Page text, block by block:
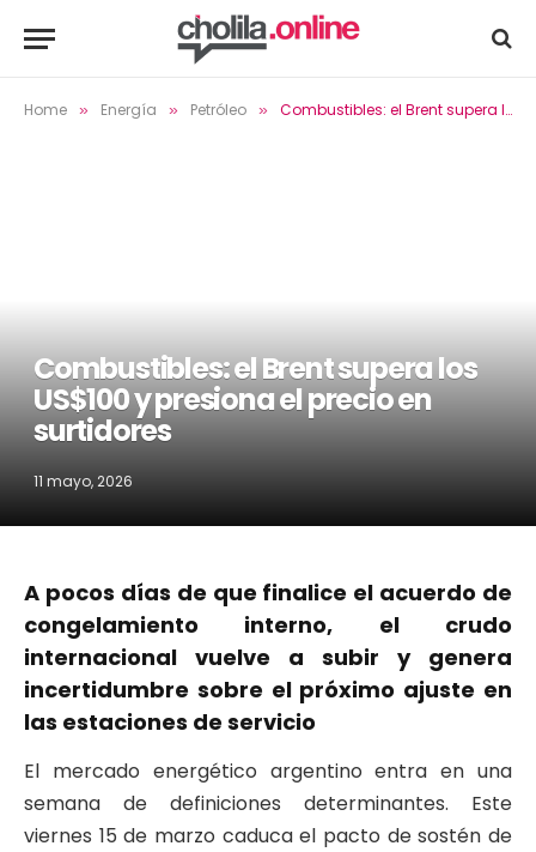
Home » Energía » Petróleo » Combustibles: el Brent supera los US$100 y presiona el precio en surtidores
Combustibles: el Brent supera los
US$100 y presiona el precio en
surtidores
11 mayo, 2026
​A pocos días de que finalice el acuerdo de
congelamiento interno, el crudo
internacional vuelve a subir y genera
incertidumbre sobre el próximo ajuste en
las estaciones de servicio
​El mercado energético argentino entra en una
semana de definiciones determinantes. Este
viernes 15 de marzo caduca el pacto de sostén de